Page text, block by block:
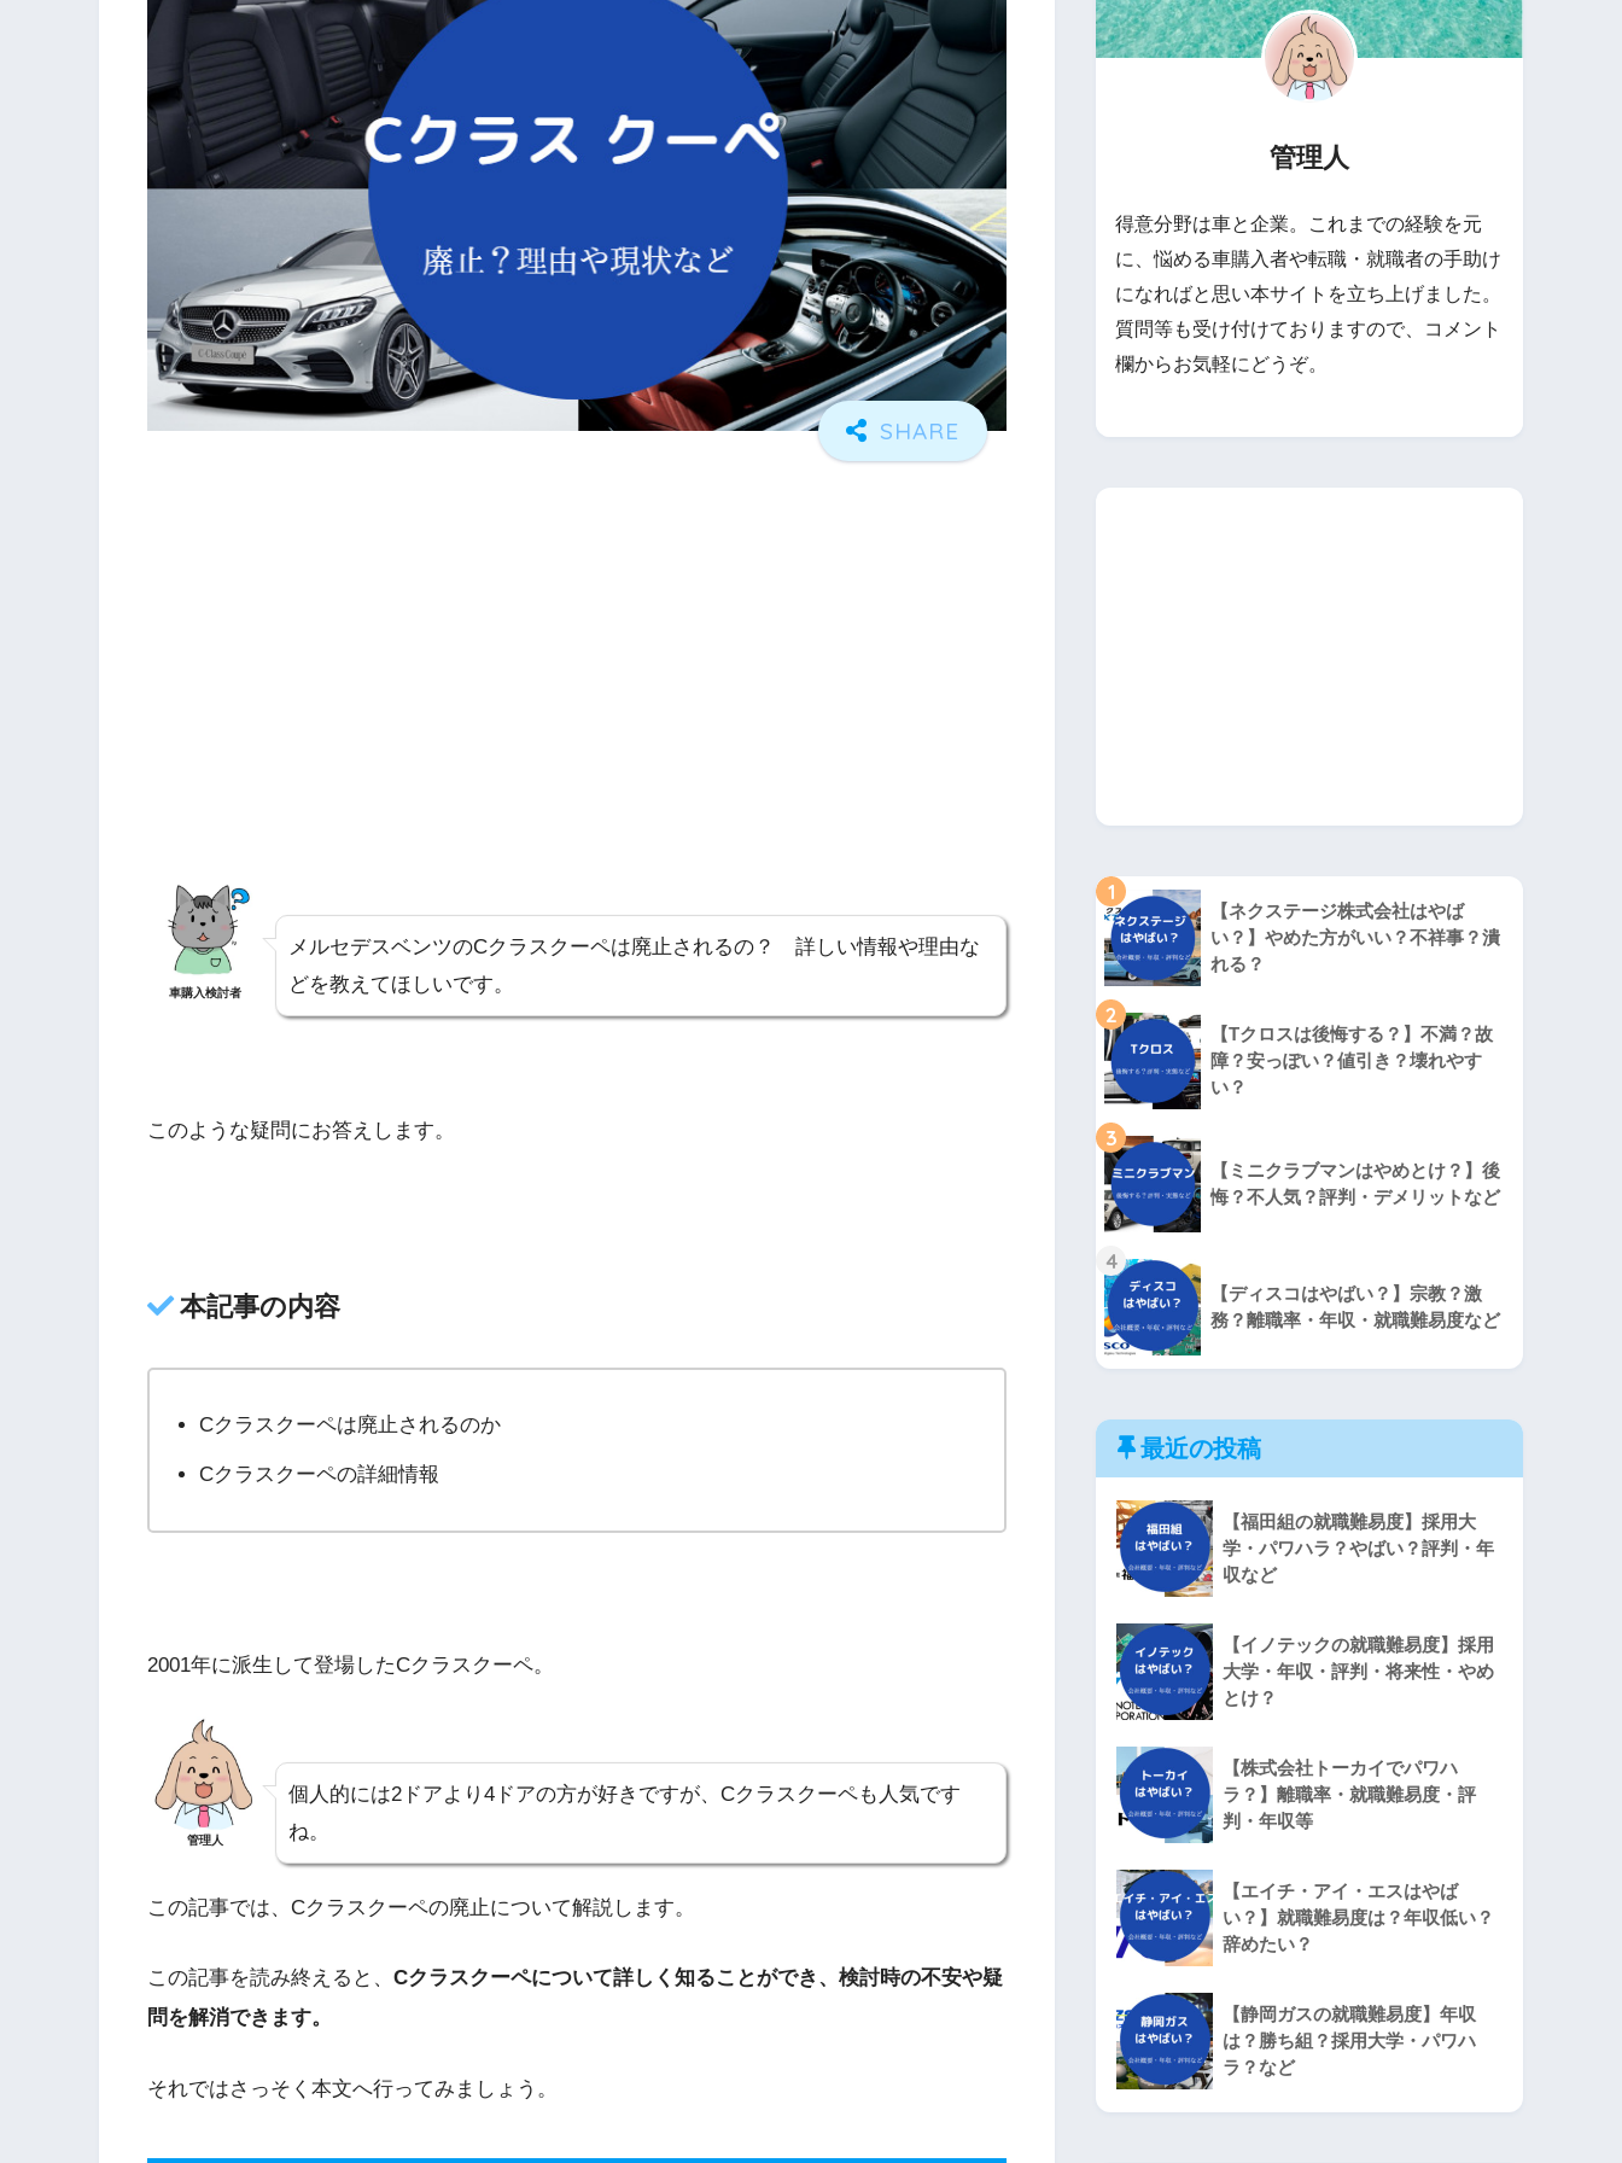
車購入検討者
メルセデスベンツのCクラスクーペは廃止されるの？ 詳しい情報や理由な
どを教えてほしいです。
このような疑問にお答えします。
本記事の内容
Cクラスクーペは廃止されるのか
Cクラスクーペの詳細情報
2001年に派生して登場したCクラスクーペ。
管理人
個人的には2ドアより4ドアの方が好きですが、Cクラスクーペも人気です
ね。
この記事では、Cクラスクーペの廃止について解説します。
この記事を読み終えると、 Cクラスクーペについて詳しく知ることができ、検討時の不安や疑
問を解消できます。
それではさっそく本文へ行ってみましょう。
管理人
得意分野は車と企業。これまでの経験を元
に、悩める車購入者や転職・就職者の手助け
になればと思い本サイトを立ち上げました。
質問等も受け付けておりますので、コメント
欄からお気軽にどうぞ。
1
【ネクステージ株式会社はやば
い？】やめた方がいい？不祥事？潰
れる？
2
【Tクロスは後悔する？】不満？故
障？安っぽい？値引き？壊れやす
い？
3
【ミニクラブマンはやめとけ？】後
悔？不人気？評判・デメリットなど
4
【ディスコはやばい？】宗教？激
務？離職率・年収・就職難易度など
最近の投稿
【福田組の就職難易度】採用大
学・パワハラ？やばい？評判・年
収など
【イノテックの就職難易度】採用
大学・年収・評判・将来性・やめ
とけ？
【株式会社トーカイでパワハ
ラ？】離職率・就職難易度・評
判・年収等
【エイチ・アイ・エスはやば
い？】就職難易度は？年収低い？
辞めたい？
【静岡ガスの就職難易度】年収
は？勝ち組？採用大学・パワハ
ラ？など